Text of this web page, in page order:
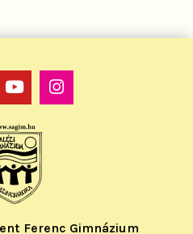
Ferenc Gimnázium